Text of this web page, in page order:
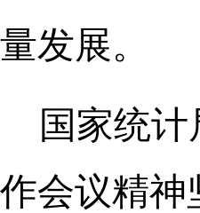
量发展。
国家统
作会议精神